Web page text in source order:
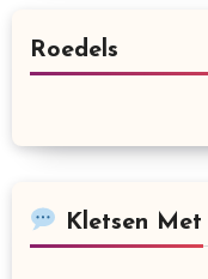
Roedels
Kletsen